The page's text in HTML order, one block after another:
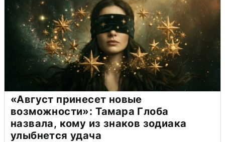
«Август принесет новые
возможности»: Тамара Глоба
назвала, кому из знаков зодиака
улыбнется удача